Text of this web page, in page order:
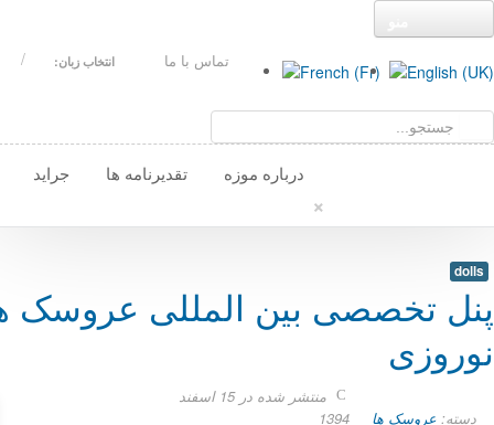
تماس با ما انتخاب زبان:
جراید تقدیرنامه ها درباره موزه
×
dolls
پنل تخصصی بین المللی عروسک
نوروزی
دسته: عروسک ها
منتشر شده در 15 اسفند
1394